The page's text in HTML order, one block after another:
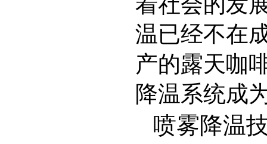
温已经不在
产的露天咖
降温系统成
喷雾降温